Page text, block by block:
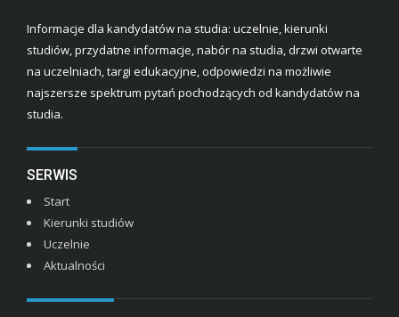
Informacje dla kandydatów na studia: uczelnie, kierunki
studiów, przydatne informacje, nabór na studia, drzwi otwarte
na uczelniach, targi edukacyjne, odpowiedzi na możliwie
najszersze spektrum pytań pochodzących od kandydatów na
studia.
SERWIS
Start
Kierunki studiów
Uczelnie
Aktualności